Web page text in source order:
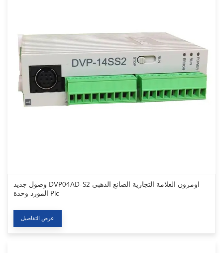
وصول جديد DVP04AD-S2 اومرون العلامة التجارية الصانع الذهبي
المورد وحدة Plc
عرض التفاصيل